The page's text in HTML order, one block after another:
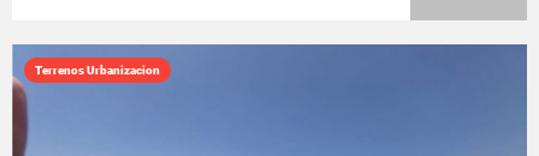
Terrenos Urbanizacion